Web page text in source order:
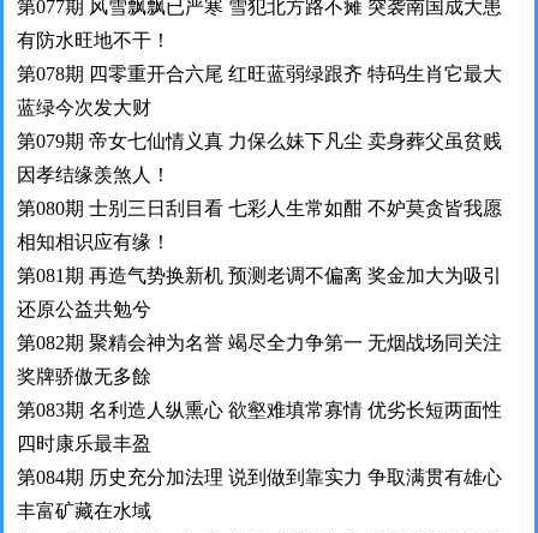
第077期 风雪飘飘已严寒 雪犯北方路不瘫 突袭南国成大患
有防水旺地不干！
第078期 四零重开合六尾 红旺蓝弱绿跟齐 特码生肖它最大
蓝绿今次发大财
第079期 帝女七仙情义真 力保么妹下凡尘 卖身葬父虽贫贱
因孝结缘羡煞人！
第080期 士别三日刮目看 七彩人生常如酣 不妒莫贪皆我愿
相知相识应有缘！
第081期 再造气势换新机 预测老调不偏离 奖金加大为吸引
还原公益共勉兮
第082期 聚精会神为名誉 竭尽全力争第一 无烟战场同关注
奖牌骄傲无多餘
第083期 名利造人纵熏心 欲壑难填常寡情 优劣长短两面性
四时康乐最丰盈
第084期 历史充分加法理 说到做到靠实力 争取满贯有雄心
丰富矿藏在水域